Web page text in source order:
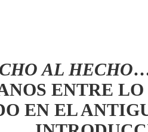
AL HECHO
ENTRE
EN EL